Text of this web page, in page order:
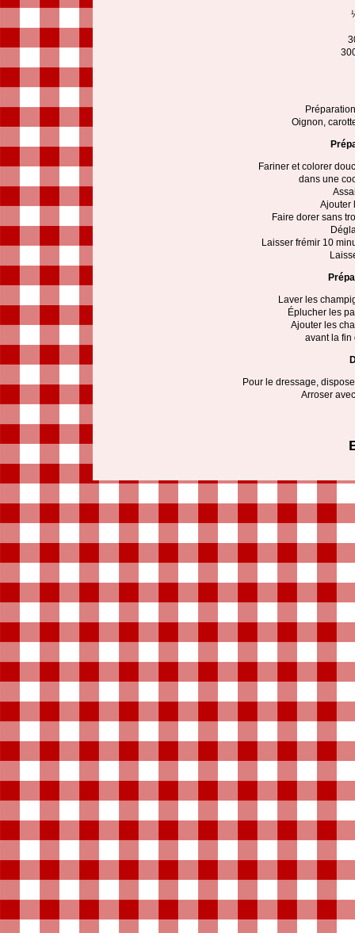
Oignon,
Fariner et colorer
dans une
Ajouter
Faire dorer sans
Laisser frémir 10
Laver les
Éplucher les
Ajouter les
avant la fin
Pour le dressage,
Arroser